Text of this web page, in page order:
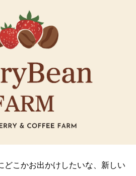
どこかお出かけしたいな、新しい